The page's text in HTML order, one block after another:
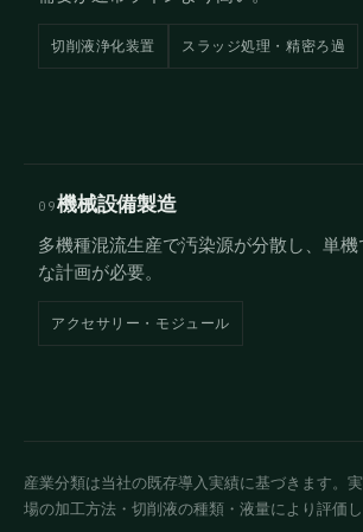
切削液浄化装置 スラッジ処理・精密ろ過
09機械設備製造
多機種混流生産で汚染源が分散し、単
な計画が必要。
アクセサリー・モジュール
産業分類は当社の既存導入実績に基づきます。
場の加工方法・切削液の種類・液量により評価し